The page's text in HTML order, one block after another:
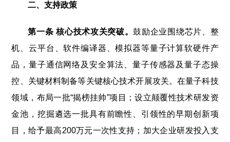
二、支持政策
第一条 核心技术攻关突破。鼓励企业围绕芯片、整
机、云平台、软件编译器、模拟器等量子计算软硬件产
品，量子通信网络及安全算法、量子传感器及量子态操
控、关键材料制备等关键核心技术开展攻关。在量子科技
领域，布局一批“揭榜挂帅”项目；设立颠覆性技术研发资
金池，挖掘遴选一批具有前瞻性、引领性的早期创新项
目，给予最高200万元一次性支持；加大企业研发投入支